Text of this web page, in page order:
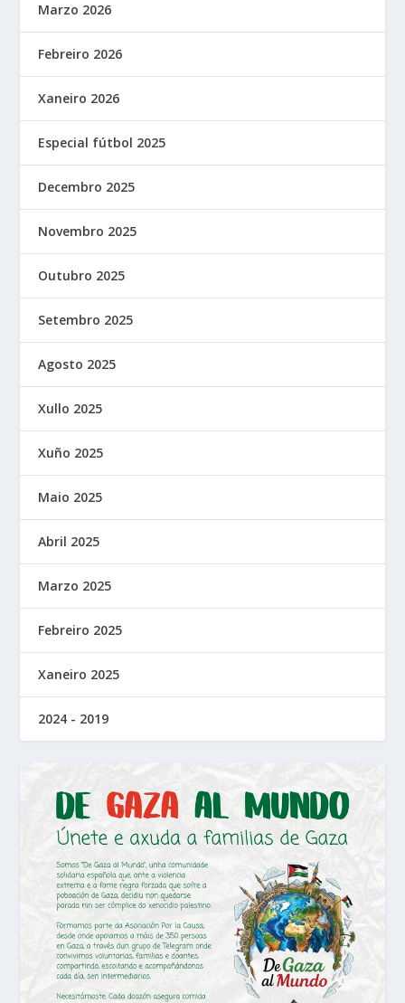
Marzo 2026
Febreiro 2026
Xaneiro 2026
Especial fútbol 2025
Decembro 2025
Novembro 2025
Outubro 2025
Setembro 2025
Agosto 2025
Xullo 2025
Xuño 2025
Maio 2025
Abril 2025
Marzo 2025
Febreiro 2025
Xaneiro 2025
2024 - 2019